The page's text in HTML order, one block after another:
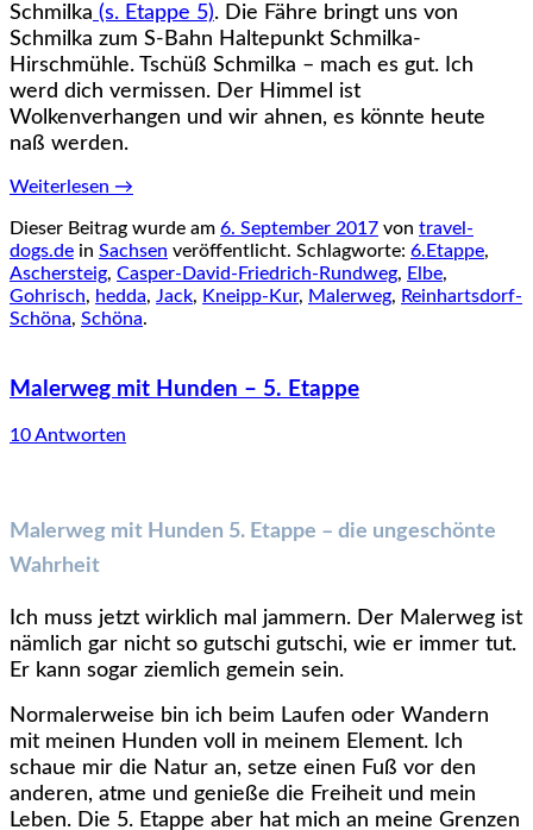
Schmilka (s. Etappe 5). Die Fähre bringt uns von
Schmilka zum S-Bahn Haltepunkt Schmilka-
Hirschmühle. Tschüß Schmilka – mach es gut. Ich
werd dich vermissen. Der Himmel ist
Wolkenverhangen und wir ahnen, es könnte heute
naß werden.
Weiterlesen →
Dieser Beitrag wurde am 6. September 2017 von travel-
dogs.de in Sachsen veröffentlicht. Schlagworte: 6.Etappe,
Aschersteig, Casper-David-Friedrich-Rundweg, Elbe,
Gohrisch, hedda, Jack, Kneipp-Kur, Malerweg, Reinhartsdorf-
Schöna, Schöna.
Malerweg mit Hunden – 5. Etappe
10 Antworten
Malerweg mit Hunden 5. Etappe – die ungeschönte
Wahrheit
Ich muss jetzt wirklich mal jammern. Der Malerweg ist
nämlich gar nicht so gutschi gutschi, wie er immer tut.
Er kann sogar ziemlich gemein sein.
Normalerweise bin ich beim Laufen oder Wandern
mit meinen Hunden voll in meinem Element. Ich
schaue mir die Natur an, setze einen Fuß vor den
anderen, atme und genieße die Freiheit und mein
Leben. Die 5. Etappe aber hat mich an meine Grenzen